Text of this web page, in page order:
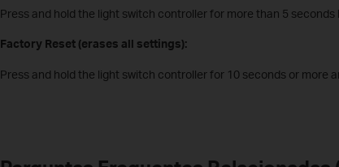
Press and hold the light switch controller for more than 5
Factory Reset (erases all settings):
Press and hold the light switch controller for 10 seconds or more